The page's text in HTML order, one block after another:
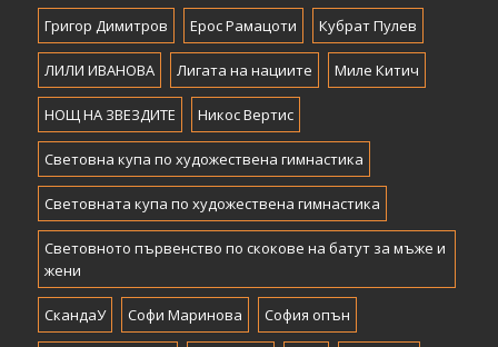
Григор Димитров Ерос Рамацоти Кубрат Пулев
ЛИЛИ ИВАНОВА Лигата на нациите Миле Китич
НОЩ НА ЗВЕЗДИТЕ Никос Вертис
Световна купа по художествена гимнастика
Световната купа по художествена гимнастика
Световното първенство по скокове на батут за мъже и
жени
СкандаУ Софи Маринова София опън